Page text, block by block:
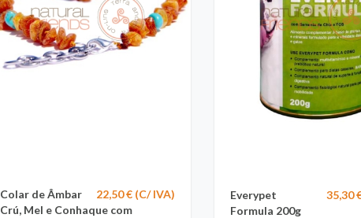
22,50 € (C/ IVA)
Colar de Âmbar
Crú, Mel e Conhaque com
35,30
Everypet
Formula 200g